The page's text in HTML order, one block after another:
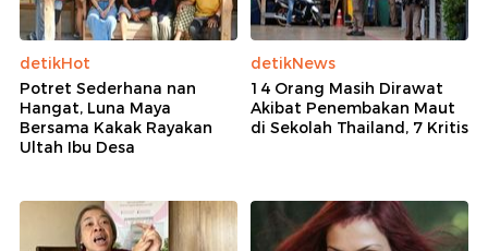
detikHot
Potret Sederhana nan
Hangat, Luna Maya
Bersama Kakak Rayakan
Ultah Ibu Desa
detikNews
14 Orang Masih Dirawat
Akibat Penembakan Maut
di Sekolah Thailand, 7 Kritis